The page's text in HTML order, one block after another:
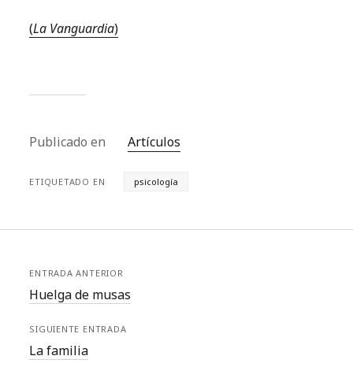
(La Vanguardia)
Publicado en Artículos
ETIQUETADO EN psicología
ENTRADA ANTERIOR
Huelga de musas
SIGUIENTE ENTRADA
La familia